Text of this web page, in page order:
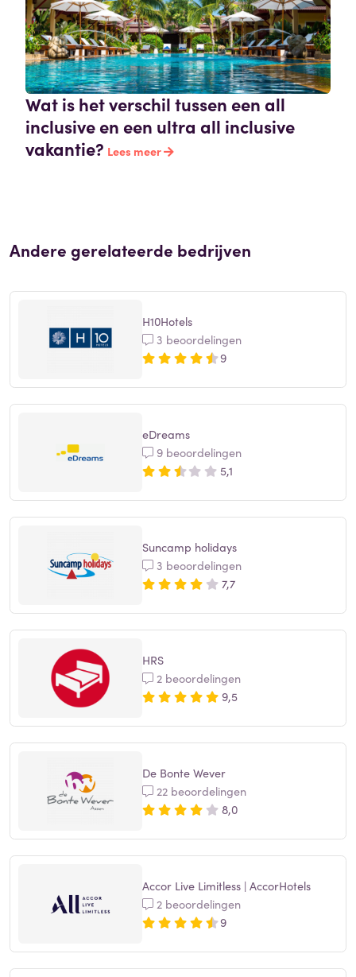
Wat is het verschil tussen een all
inclusive en een ultra all inclusive
vakantie? Lees meer
Andere gerelateerde bedrijven
H10Hotels
3 beoordelingen
9
eDreams
9 beoordelingen
5,1
Suncamp holidays
3 beoordelingen
7,7
HRS
2 beoordelingen
9,5
De Bonte Wever
22 beoordelingen
8,0
Accor Live Limitless | AccorHotels
2 beoordelingen
9